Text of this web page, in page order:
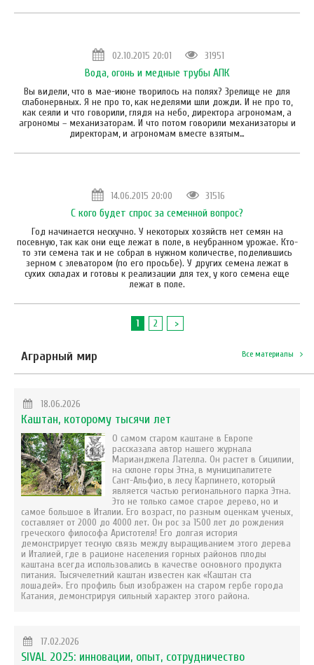
02.10.2015 20:01 31951
Вода, огонь и медные трубы АПК
Вы видели, что в мае-июне творилось на полях? Зрелище не для
слабонервных. Я не про то, как неделями шли дожди. И не про то,
как сеяли и что говорили, глядя на небо, директора агрономам, а
агрономы – механизаторам. И что потом говорили механизаторы и
директорам, и агрономам вместе взятым…
14.06.2015 20:00 31516
С кого будет спрос за семенной вопрос?
Год начинается нескучно. У некоторых хозяйств нет семян на
посевную, так как они еще лежат в поле, в неубранном урожае. Кто-
то эти семена так и не собрал в нужном количестве, поделившись
зерном с элеватором (по его просьбе). У других семена лежат в
сухих складах и готовы к реализации для тех, у кого семена еще
лежат в поле.
1 2 >
Аграрный мир Все материалы
18.06.2026
Каштан, которому тысячи лет
О самом старом каштане в Европе
рассказала автор нашего журнала
Марианджела Лателла. Он растет в Сицилии,
на склоне горы Этна, в муниципалитете
Сант-Альфио, в лесу Карпинето, который
является частью регионального парка Этна.
Это не только самое старое дерево, но и
самое большое в Италии. Его возраст, по разным оценкам ученых,
составляет от 2000 до 4000 лет. Он рос за 1500 лет до рождения
греческого философа Аристотеля! Его долгая история
демонстрирует тесную связь между выращиванием этого дерева
и Италией, где в рационе населения горных районов плоды
каштана всегда использовались в качестве основного продукта
питания. Тысячелетний каштан известен как «Каштан ста
лошадей». Его профиль был изображен на старом гербе города
Катания, демонстрируя сильный характер этого района.
17.02.2026
SIVAL 2025: инновации, опыт, сотрудничество